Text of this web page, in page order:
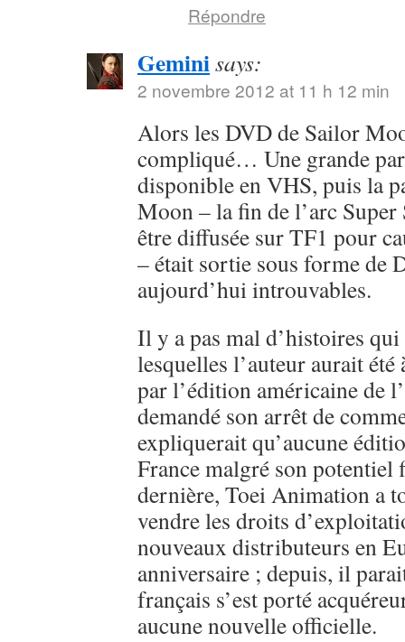
Répondre
Geminisays:
2 novembre 2012 at 11 h 12 min
Alors les DVD de Sailor
compliqué… Une grande
disponible en VHS, puis la
Moon – la fin de l’arc Super
être diffusée sur TF1 pour
– était sortie sous forme de
aujourd’hui introuvables.
Il y a pas mal d’histoires
lesquelles l’auteur aurait
par l’édition américaine de
demandé son arrêt de
expliquerait qu’aucune
France malgré son potentiel
dernière, Toei Animation a
vendre les droits
nouveaux distributeurs en
anniversaire ; depuis, il
français s’est porté
aucune nouvelle officielle.